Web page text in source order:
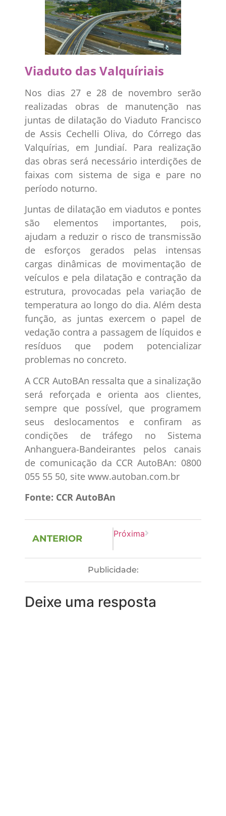
Viaduto das Valquíriais
Nos dias 27 e 28 de novembro serão
realizadas obras de manutenção nas
juntas de dilatação do Viaduto Francisco
de Assis Cechelli Oliva, do Córrego das
Valquírias, em Jundiaí. Para realização
das obras será necessário interdições de
faixas com sistema de siga e pare no
período noturno.
Juntas de dilatação em viadutos e pontes
são elementos importantes, pois,
ajudam a reduzir o risco de transmissão
de esforços gerados pelas intensas
cargas dinâmicas de movimentação de
veículos e pela dilatação e contração da
estrutura, provocadas pela variação de
temperatura ao longo do dia. Além desta
função, as juntas exercem o papel de
vedação contra a passagem de líquidos e
resíduos que podem potencializar
problemas no concreto.
A CCR AutoBAn ressalta que a sinalização
será reforçada e orienta aos clientes,
sempre que possível, que programem
seus deslocamentos e confiram as
condições de tráfego no Sistema
Anhanguera-Bandeirantes pelos canais
de comunicação da CCR AutoBAn: 0800
055 55 50, site www.autoban.com.br
Fonte: CCR AutoBAn
ANTERIOR Próxima
Publicidade:
Deixe uma resposta